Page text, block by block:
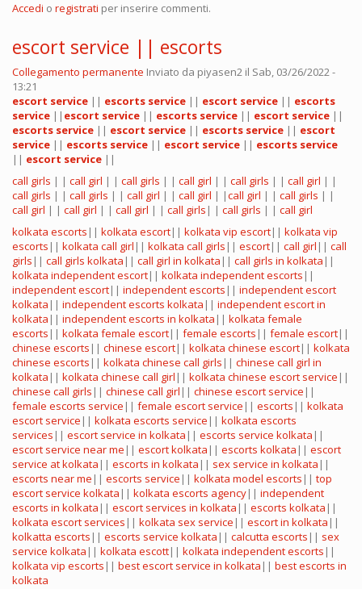
Accedi o registrati per inserire commenti.
escort service || escorts
Collegamento permanente Inviato da piyasen2 il Sab, 03/26/2022 -
13:21
escort service || escorts service || escort service || escorts
service || escort service || escorts service || escort service ||
escorts service || escort service || escorts service || escort
service || escorts service || escort service || escorts service
|| escort service ||
call girls | | call girl | | call girls | | call girl | | call girls | | call girl | |
call girls | | call girls | | call girl | | call girl | |call girl | | call girls | |
call girl | | call girl | | call girl | | call girls | | call girls | | call girl
kolkata escorts || kolkata escort|| kolkata vip escort|| kolkata vip
escorts || kolkata call girl || kolkata call girls || escort|| call girl || call
girls || call girls kolkata || call girl in kolkata || call girls in kolkata ||
kolkata independent escort|| kolkata independent escorts ||
independent escort|| independent escorts || independent escort
kolkata || independent escorts kolkata || independent escort in
kolkata || independent escorts in kolkata || kolkata female
escorts || kolkata female escort|| female escorts || female escort||
chinese escorts || chinese escort|| kolkata chinese escort|| kolkata
chinese escorts || kolkata chinese call girls || chinese call girl in
kolkata || kolkata chinese call girl || kolkata chinese escort service ||
chinese call girls || chinese call girl || chinese escort service ||
female escorts service || female escort service || escorts || kolkata
escort service || kolkata escorts service || kolkata escorts
services || escort service in kolkata || escorts service kolkata ||
escort service near me || escort kolkata || escorts kolkata || escort
service at kolkata || escorts in kolkata || sex service in kolkata ||
escorts near me || escorts service || kolkata model escorts || top
escort service kolkata || kolkata escorts agency|| independent
escorts in kolkata || escort services in kolkata || escorts kolkata ||
kolkata escort services || kolkata sex service || escort in kolkata ||
kolkatta escorts || escorts service kolkata || calcutta escorts || sex
service kolkata || kolkata escott|| kolkata independent escorts ||
kolkata vip escorts || best escort service in kolkata || best escorts in
kolkata